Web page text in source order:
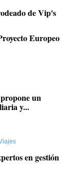
de Vip's
Europeo
un
y...
en gestión